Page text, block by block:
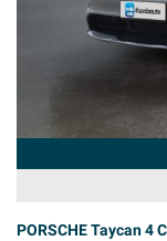
PORSCHE Taycan 4